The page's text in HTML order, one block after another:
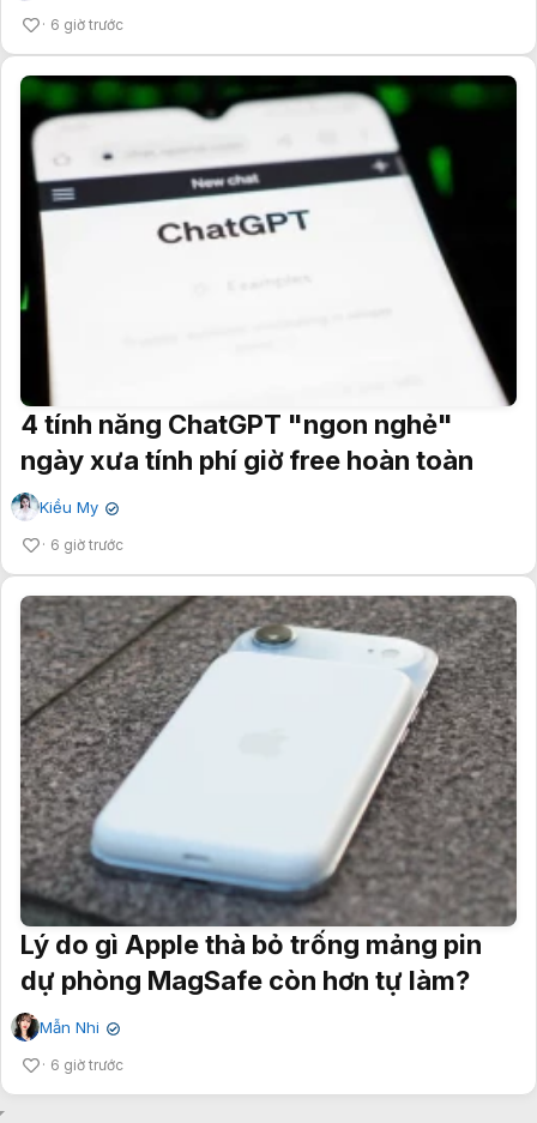
6 giờ trước
4 tính năng ChatGPT "ngon nghẻ"
ngày xưa tính phí giờ free hoàn toàn
Kiều My ✔
6 giờ trước
Lý do gì Apple thà bỏ trống mảng pin
dự phòng MagSafe còn hơn tự làm?
Mẫn Nhi ✔
6 giờ trước